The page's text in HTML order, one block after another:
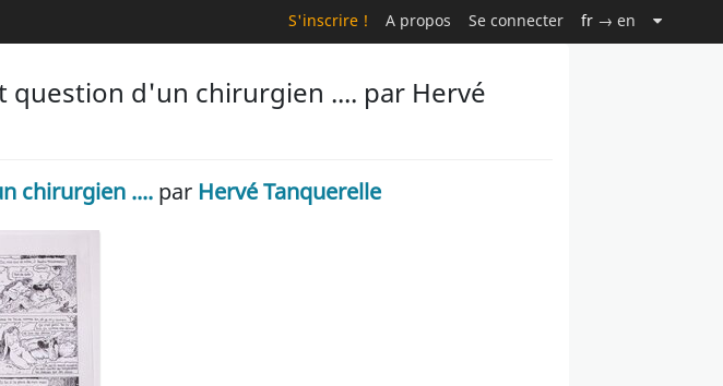
S'inscrire ! A propos Se connecter fr → en
question d'un chirurgien .... par Hervé
chirurgien .... par Hervé Tanquerelle